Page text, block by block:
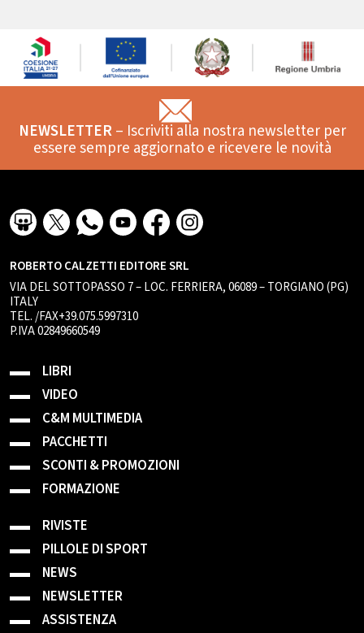
NEWSLETTER– Iscriviti alla nostra newsletter per
essere sempre aggiornato e ricevere le novità
ROBERTO CALZETTI EDITORE SRL
VIA DEL SOTTOPASSO 7 – LOC. FERRIERA, 06089 – TORGIANO (PG)
ITALY
TEL. /FAX+39.075.5997310
P.IVA 02849660549
LIBRI
VIDEO
C&M MULTIMEDIA
PACCHETTI
SCONTI & PROMOZIONI
FORMAZIONE
RIVISTE
PILLOLE DI SPORT
NEWS
NEWSLETTER
ASSISTENZA